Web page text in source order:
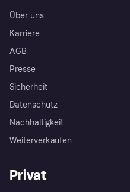
Über uns
Karriere
AGB
Presse
Sicherheit
Datenschutz
Nachhaltigkeit
Weiterverkaufen
Privat